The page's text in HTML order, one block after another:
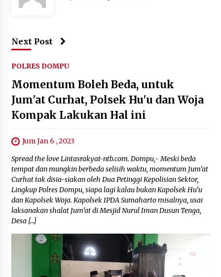
Next Post
POLRES DOMPU
Momentum Boleh Beda, untuk
Jum'at Curhat, Polsek Hu'u dan Woja
Kompak Lakukan Hal ini
Jum Jan 6 , 2023
Spread the love Lintasrakyat-ntb.com. Dompu,- Meski beda
tempat dan mungkin berbeda selisih waktu, momentum Jum’at
Curhat tak disia-siakan oleh Dua Petinggi Kepolisian Sektor,
Lingkup Polres Dompu, siapa lagi kalau bukan Kapolsek Hu’u
dan Kapolsek Woja. Kapolsek IPDA Sumaharto misalnya, usai
laksanakan shalat Jum’at di Mesjid Nurul Iman Dusun Tenga,
Desa […]